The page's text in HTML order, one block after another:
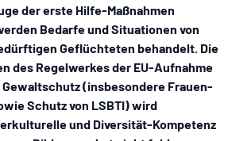
der erste Hilfe-Maßnahmen
Bedarfe und Situationen von
Geflüchteten behandelt. Die
des Regelwerkes der EU-Aufnahme
(insbesondere Frauen-
Schutz von LSBTI) wird
und Diversität-Kompetenz